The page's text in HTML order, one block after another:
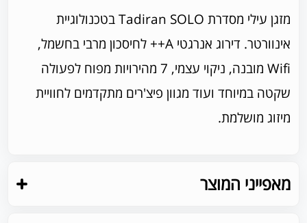
מזגן עילי מסדרת Tadiran SOLO בטכנולוגיית
אינוורטר. דירוג אנרגטי A++ לחיסכון מרבי בחשמל,
Wifi מובנה, ניקוי עצמי, 7 מהירויות מפוח לפעולה
שקטה במיוחד ועוד מגוון פיצ'רים מתקדמים לחוויית
מיזוג מושלמת.
מאפייני המוצר